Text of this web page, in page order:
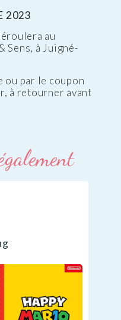
2023
au
Sens, à Juigné-
par le coupon
à retourner avant